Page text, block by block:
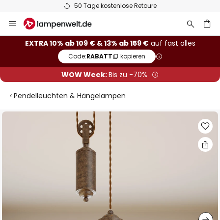
50 Tage kostenlose Retoure
Inhalt
springen
EXTRA 10% ab 109 € & 13% ab 159 €auf fast alles
Code:RABATT kopieren
WOW Week:Bis zu -70%
Pendelleuchten & Hängelampen
Zum